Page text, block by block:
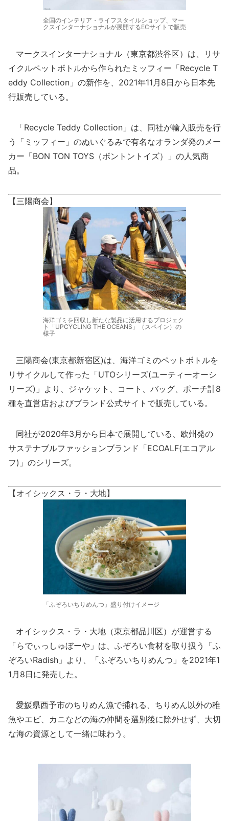
全国のインテリア・ライフスタイルショップ、マー
クスインターナショナルが展開するECサイトで販売
マークスインターナショナル（東京都渋谷区）は、リサ
イクルペットボトルから作られたミッフィー「Recycle T
eddy Collection」の新作を、2021年11月8日から日本先
行販売している。
「Recycle Teddy Collection」は、同社が輸入販売を行
う「ミッフィー」のぬいぐるみで有名なオランダ発のメー
カー「BON TON TOYS（ボントントイズ）」の人気商
品。
【三陽商会】
海洋ゴミを回収し新たな製品に活用するプロジェク
ト「UPCYCLING THE OCEANS」（スペイン）の
様子
三陽商会(東京都新宿区)は、海洋ゴミのペットボトルを
リサイクルして作った「UTOシリーズ(ユーティーオーシ
リーズ)」より、ジャケット、コート、バッグ、ポーチ計8
種を直営店およびブランド公式サイトで販売している。
同社が2020年3月から日本で展開している、欧州発の
サステナブルファッションブランド「ECOALF(エコアル
フ)」のシリーズ。
【オイシックス・ラ・大地】
「ふぞろいちりめんつ」盛り付けイメージ
オイシックス・ラ・大地（東京都品川区）が運営する
「らでぃっしゅぼーや」は、ふぞろい食材を取り扱う「ふ
ぞろいRadish」より、「ふぞろいちりめんつ」を2021年1
1月8日に発売した。
愛媛県西予市のちりめん漁で捕れる、ちりめん以外の稚
魚やエビ、カニなどの海の仲間を選別後に除外せず、大切
な海の資源として一緒に味わう。